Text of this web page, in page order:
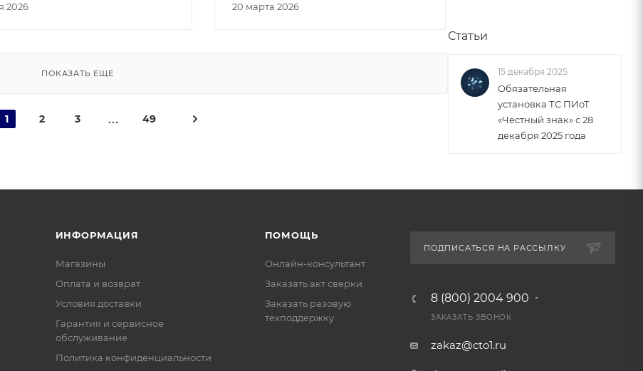
2026 20 марта 2026
ПОКАЗАТЬ ЕЩЕ
1 2 3 49
Статьи
15 декабря 2025
Обязательная
установка ТС ПИоТ
«Честный знак» с 28
декабря 2025 года
ИНФОРМАЦИЯ
Магазины
Оплата и возврат
Условия доставки
Гарантия и сервисное
обслуживание
Политика конфиденциальности
ПОМОЩЬ
Онлайн-консультант
Заказать акт сверки
Заказать разовую
техподдержку
ПОДПИСАТЬСЯ НА РАССЫЛКУ
8 (800) 2004 900
ЗАКАЗАТЬ ЗВОНОК
zakaz@cto1.ru